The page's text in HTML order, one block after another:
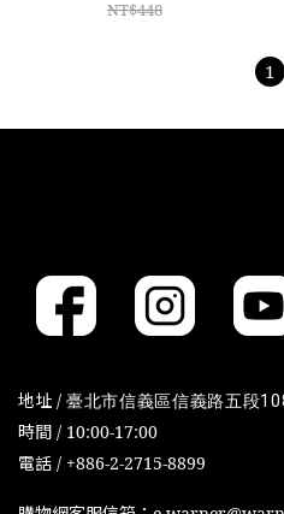
NT$448
1
地址 / 臺北市信義區信義路五段
時間 / 10:00-17:00
電話 / +886-2-2715-8899